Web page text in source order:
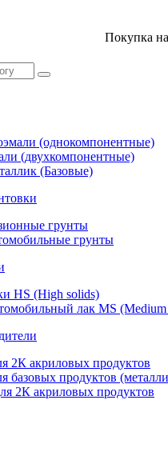
Покупка
(однокомпонентные)
(двухкомпонентные)
(Базовые)
грунты
грунты
HS (High solids)
лак MS
2К акриловых продуктов
базовых продуктов
2К акриловых продуктов